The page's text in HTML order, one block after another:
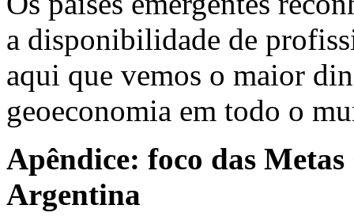
a disponibilidade de
aqui que vemos o maior
geoeconomia em todo o
Apêndice: foco das
Argentina